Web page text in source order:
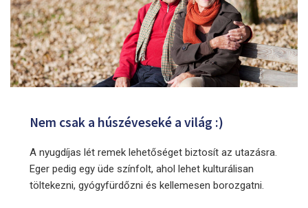
Nem csak a húszéveseké a világ :)
A nyugdíjas lét remek lehetőséget biztosít az utazásra.
Eger pedig egy üde színfolt, ahol lehet kulturálisan
töltekezni, gyógyfürdőzni és kellemesen borozgatni.